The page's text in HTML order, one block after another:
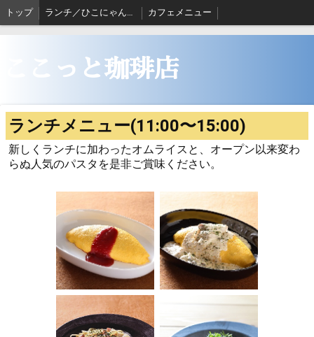
トップ ランチ／ひこにゃんコッペ カフェメニュー
ここっと珈琲店
ランチメニュー(11:00〜15:00)
新しくランチに加わったオムライスと、オープン以来変わ
らぬ人気のパスタを是非ご賞味ください。